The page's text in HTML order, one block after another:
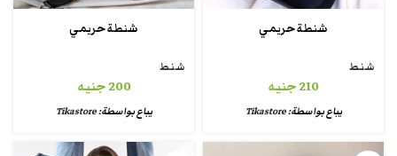
شنطة حريمي
شنط
210جنيه
يباع بواسطة:Tikastore
شنطة حريمي
شنط
200جنيه
يباع بواسطة:Tikastore